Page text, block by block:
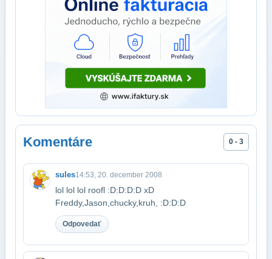
Komentáre 0 - 3
sules14:53, 20. december 2008
lol lol lol roofl :D:D:D:D xD
Freddy,Jason,chucky,kruh, :D:D:D
Odpovedať